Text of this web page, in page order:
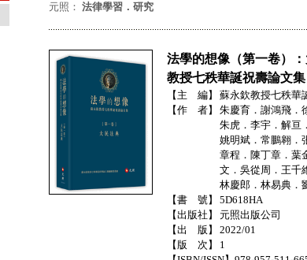
元照： 法律學習．研究
法學的想像（第一卷）
教授七秩華誕祝壽論文集
【主 編】
蘇永欽教授七秩華
【作 者】
朱慶育．謝鴻飛．
朱虎．李宇．解亘
姚明斌．常鵬翱．
章程．陳丁章．葉
文．吳從周．王千
林慶郎．林易典．
【書 號】
5D618HA
【出版社】
元照出版公司
【出 版】
2022/01
【版 次】
1